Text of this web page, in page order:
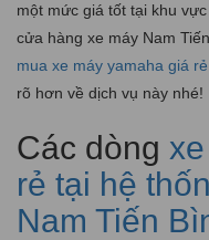
một mức giá tốt tại khu
cửa hàng xe máy Nam
mua xe máy yamaha giá
rõ hơn về dịch vụ này nhé!
Các dòng
rẻ tại hệ
Nam Tiến